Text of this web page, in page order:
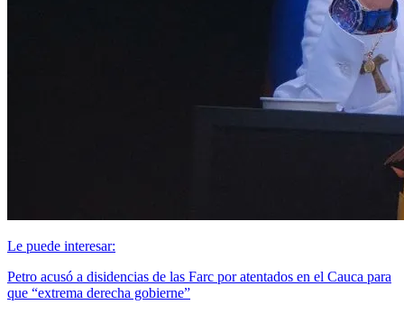
Le puede interesar:
Petro acusó a disidencias de las Farc por atentados en el Cauca para
que “extrema derecha gobierne”